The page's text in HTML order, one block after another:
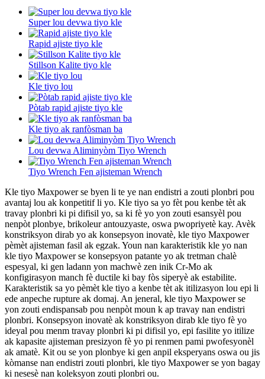
Super lou devwa tiyo kle
Rapid ajiste tiyo kle
Stillson Kalite tiyo kle
Kle tiyo lou
Pòtab rapid ajiste tiyo kle
Kle tiyo ak ranfòsman ba
Lou devwa Aliminyòm Tiyo Wrench
Tiyo Wrench Fen ajisteman Wrench
Kle tiyo Maxpower se byen li te ye nan endistri a zouti plonbri pou
avantaj lou ak konpetitif li yo. Kle tiyo sa yo fèt pou kenbe tèt ak
travay plonbri ki pi difisil yo, sa ki fè yo yon zouti esansyèl pou
nenpòt plonbye, brikoleur antouzyaste, oswa pwopriyetè kay. Avèk
konstriksyon dirab yo ak konsepsyon inovatè, kle tiyo Maxpower
pèmèt ajisteman fasil ak egzak. Youn nan karakteristik kle yo nan
kle tiyo Maxpower se konsepsyon patante yo ak tretman chalè
espesyal, ki gen ladann yon machwè zen inik Cr-Mo ak
konfigirasyon manch fè ductile ki bay fòs siperyè ak estabilite.
Karakteristik sa yo pèmèt kle tiyo a kenbe tèt ak itilizasyon lou epi li
ede anpeche rupture ak domaj. An jeneral, kle tiyo Maxpower se
yon zouti endispansab pou nenpòt moun k ap travay nan endistri
plonbri. Konsepsyon inovatè ak konstriksyon dirab kle tiyo fè yo
ideyal pou menm travay plonbri ki pi difisil yo, epi fasilite yo itilize
ak kapasite ajisteman presizyon fè yo pi renmen pami pwofesyonèl
ak amatè. Kit ou se yon plonbye ki gen anpil eksperyans oswa ou jis
kòmanse nan endistri zouti plonbri, kle tiyo Maxpower se yon bagay
ki nesesè nan koleksyon zouti plonbri ou.